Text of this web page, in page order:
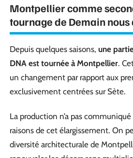
Montpellier comme
tournage de Demain
Depuis quelques saisons, une
DNA est tournée à Montpellier.
un changement par rapport aux
exclusivement centrées sur Sète.
La production n’a pas
raisons de cet élargissement. On
diversité architecturale de